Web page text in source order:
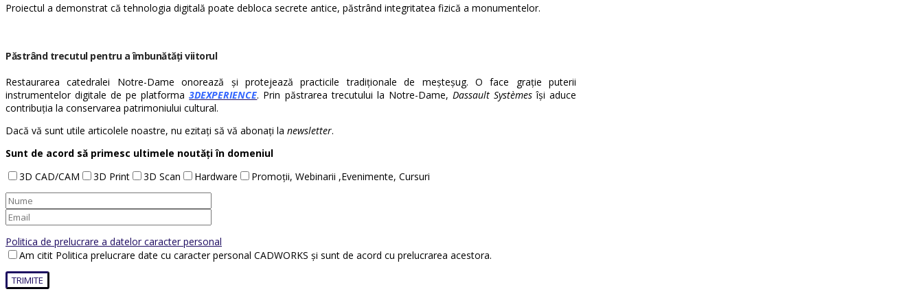
Proiectul a demonstrat că tehnologia digitală poate debloca secrete antice, păstrând integritatea fizică a monumentelor.
Păstrând trecutul pentru a îmbunătăți viitorul
Restaurarea catedralei Notre-Dame onorează și protejează practicile tradiționale de meșteșug. O face grație puterii
instrumentelor digitale de pe platforma3DEXPERIENCE. Prin păstrarea trecutului la Notre-Dame, Dassault Systèmesîși aduce
contribuția la conservarea patrimoniului cultural.
Dacă vă sunt utile articolele noastre, nu ezitați să vă abonați la newsletter.
Sunt de acord să primesc ultimele noutăți în domeniul
3D CAD/CAM
3D Print 3D Scan Hardware Promoții, Webinarii ,Evenimente, Cursuri
Politica de prelucrare a datelor caracter personal
Am citit Politica prelucrare date cu caracter personal CADWORKS și sunt de acord cu prelucrarea acestora.